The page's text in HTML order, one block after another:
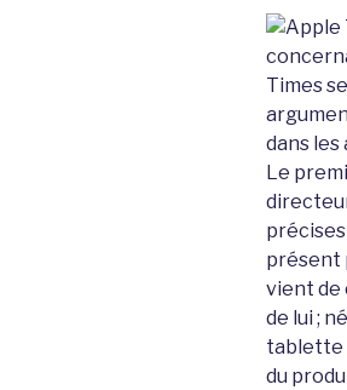
Times
dans
Le
précises
présent
vient de
de lui ;
tablette
du